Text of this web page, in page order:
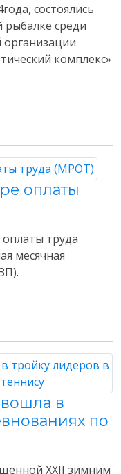
состоялись
среди
комплекс»
оплаты
труда
месячная
в
по
XXII зимним